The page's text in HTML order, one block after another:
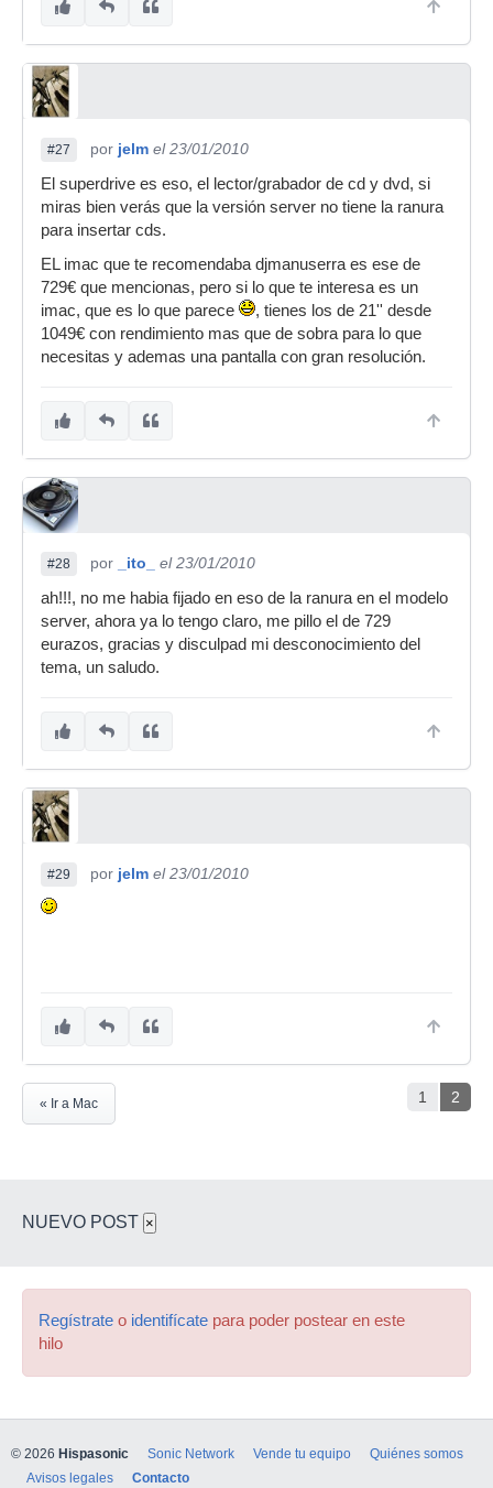
#27 por jelm el 23/01/2010
El superdrive es eso, el lector/grabador de cd y dvd, si
miras bien verás que la versión server no tiene la ranura
para insertar cds.
EL imac que te recomendaba djmanuserra es ese de
729€ que mencionas, pero si lo que te interesa es un
imac, que es lo que parece
, tienes los de 21'' desde
1049€ con rendimiento mas que de sobra para lo que
necesitas y ademas una pantalla con gran resolución.
#28 por _ito_
el 23/01/2010
ah!!!, no me habia fijado en eso de la ranura en el modelo
server, ahora ya lo tengo claro, me pillo el de 729
eurazos, gracias y disculpad mi desconocimiento del
tema, un saludo.
#29 por jelm el 23/01/2010
1 2
« Ir a Mac
NUEVO POST ×
Regístrate o identifícate para poder postear en este
hilo
© 2026 Hispasonic Sonic Network Vende tu equipo
Quiénes somos
Avisos legales
Contacto